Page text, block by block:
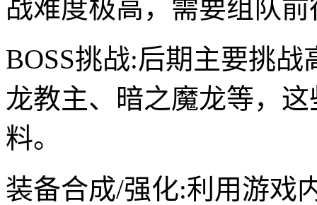
战难度极高，需要组队前
BOSS挑战:后期主要挑
龙教主、暗之魔龙等，
料。
装备合成/强化:利用游戏